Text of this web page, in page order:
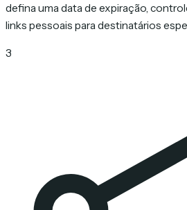
defina uma data de expiração,
links pessoais para destinatários
3